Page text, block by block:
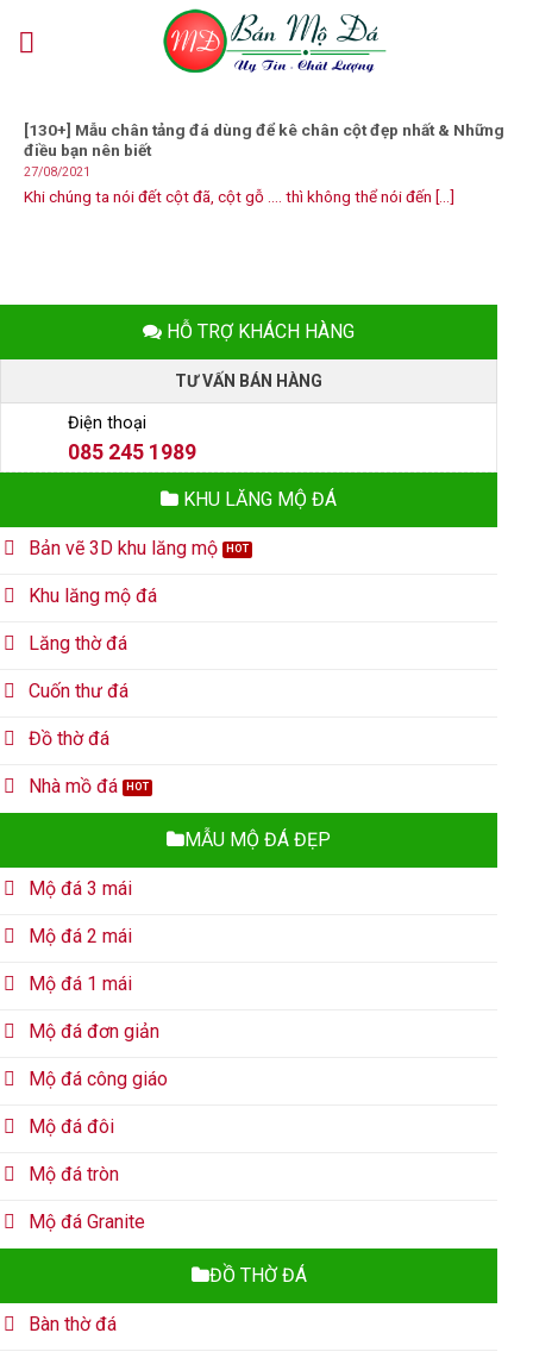
HỖ TRỢ KHÁCH HÀNG
TƯ VẤN BÁN HÀNG
Điện thoại
085 245 1989
KHU LĂNG MỘ ĐÁ
Bản vẽ 3D khu lăng mộ
Khu lăng mộ đá
Lăng thờ đá
Cuốn thư đá
Đồ thờ đá
Nhà mồ đá
MẪU MỘ ĐÁ ĐẸP
Mộ đá 3 mái
Mộ đá 2 mái
Mộ đá 1 mái
Mộ đá đơn giản
Mộ đá công giáo
Mộ đá đôi
Mộ đá tròn
Mộ đá Granite
ĐỒ THỜ ĐÁ
Bàn thờ đá
[130+] Mẫu chân tảng đá dùng để kê chân cột đẹp nhất & Những
điều bạn nên biết
27/08/2021
Khi chúng ta nói đết cột đã, cột gỗ …. thì không thể nói đến [...]